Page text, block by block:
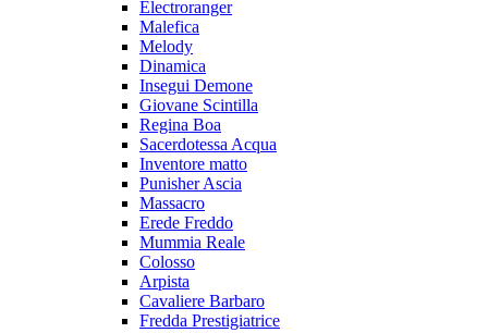
Electroranger
Malefica
Melody
Dinamica
Insegui Demone
Giovane Scintilla
Regina Boa
Sacerdotessa Acqua
Inventore matto
Punisher Ascia
Massacro
Erede Freddo
Mummia Reale
Colosso
Arpista
Cavaliere Barbaro
Fredda Prestigiatrice